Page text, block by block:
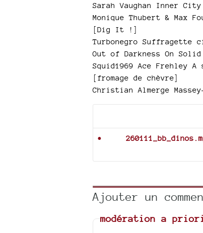
Sarah Vaughan Inner
Monique Thubert & Max
[Dig It !]
Turbonegro Suffragette
Out of Darkness On
Squid1969 Ace Frehley
[fromage de chèvre]
Christian Almerge
Ajouter un
modération a